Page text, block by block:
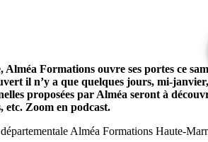
Alméa Formations ouvre ses portes ce
il n’y a que quelques jours, mi-
proposées par Alméa seront à
etc. Zoom en podcast.
Alméa Formations Haute-